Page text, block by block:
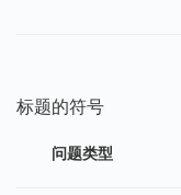
标题的符号
问题类型